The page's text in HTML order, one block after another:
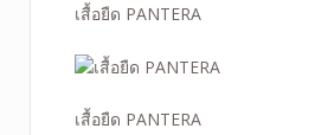
เสื้อยืด PANTERA
เสื้อยืด PANTERA